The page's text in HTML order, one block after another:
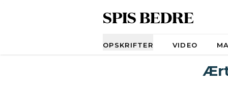
SPIS BEDRE
OPSKRIFTER VIDEO